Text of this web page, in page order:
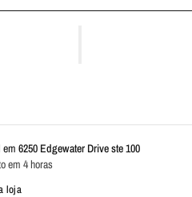
em6250 Edgewater Drive ste 100
em 4 horas
loja